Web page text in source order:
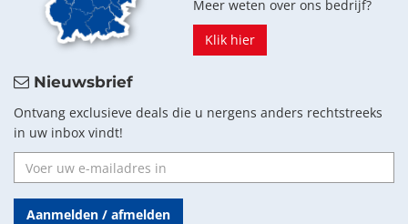
Meer weten over ons bedrijf?
Klik hier
Nieuwsbrief
Ontvang exclusieve deals die u nergens anders rechtstreeks
in uw inbox vindt!
Aanmelden / afmelden